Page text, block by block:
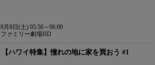
8月8日(土) 05:50～06:00
ファミリー劇場HD
【ハワイ特集】憧れの地に家を買おう #1